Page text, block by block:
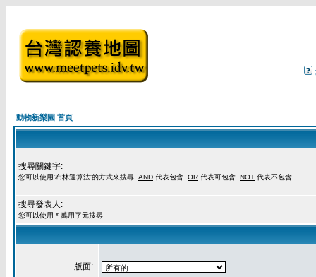
動物新樂園 首頁
搜尋關鍵字:
您可以使用'布林運算法'的方式來搜尋. AND 代表包含. OR 代表可包含. NOT 代表不包含.
搜尋發表人:
您可以使用 * 萬用字元搜尋
版面: